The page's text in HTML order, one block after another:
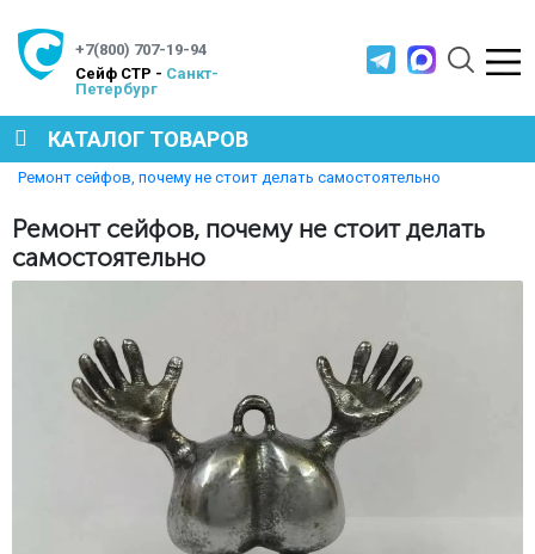
+7(800) 707-19-94
Cейф СТР - Санкт-
Петербург
КАТАЛОГ ТОВАРОВ
МЕТАЛЛИЧЕСКИЕ СТЕЛЛАЖИ
ПРОИЗВОДСТВЕННАЯ МЕБЕЛЬ
МЕДИЦИНСКАЯ МЕБЕЛЬ
Главная
Полезная информация
Ремонт сейфов, почему не стоит делать самостоятельно
Ремонт сейфов, почему не стоит делать
самостоятельно